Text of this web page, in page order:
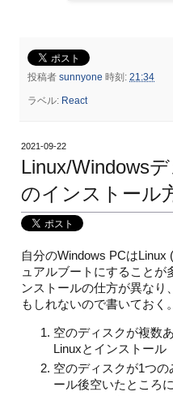
投稿者 sunnyone 時刻: 21:34
ラベル: React
2021-09-22
Linux/Windows
のインストール
自分のWindows PCは
ュアルブートにすること
ンストールの仕方が異なり
もしれないので書いておく。
空のディスクが複数
Linuxとインストール
空のディスクが1つ
ール後空いたところ